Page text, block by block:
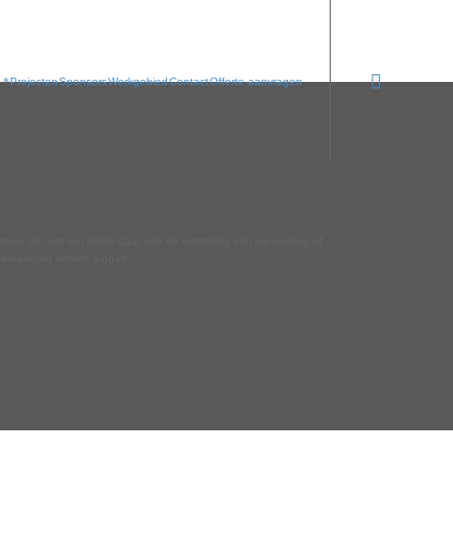
ProjectenSponsorsWerkgebiedContactOfferte aanvragen